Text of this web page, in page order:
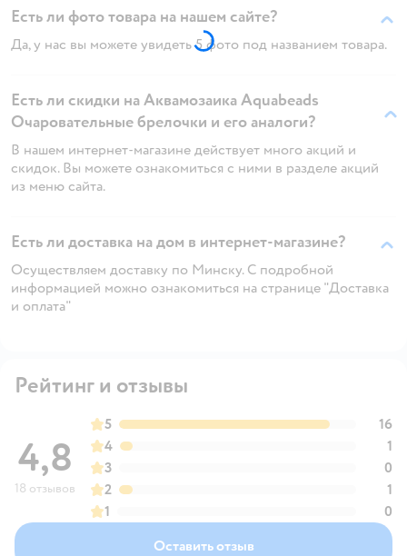
Есть ли фото товара на нашем сайте?
Да, у нас вы можете увидеть 5 фото под названием товара.
Есть ли скидки на Аквамозаика Aquabeads
Очаровательные брелочки и его аналоги?
В нашем интернет-магазине действует много акций и
скидок. Вы можете ознакомиться с ними в разделе акций
из меню сайта.
Есть ли доставка на дом в интернет-магазине?
Осуществляем доставку по Минску. С подробной
информацией можно ознакомиться на странице "Доставка
и оплата"
Рейтинг и отзывы
4,8
18 отзывов
5
16
4
1
3
0
2
1
1
0
Оставить отзыв